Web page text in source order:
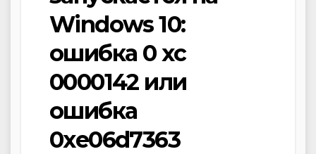
Windows 10:
ошибка 0 xc
0000142 или
ошибка
0xe06d7363